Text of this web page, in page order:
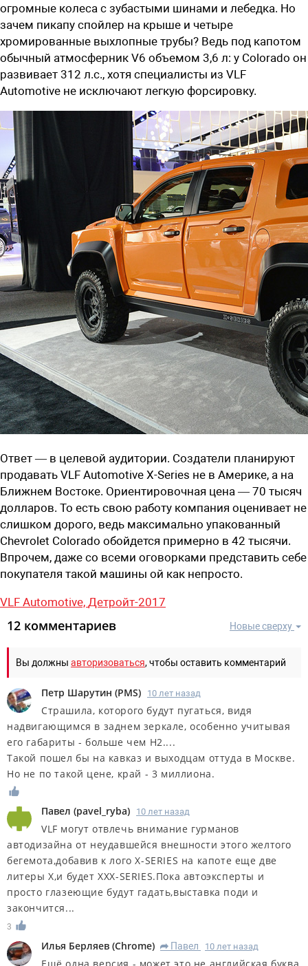
огромные колеса с зубастыми шинами и лебедка. Но
зачем пикапу спойлер на крыше и четыре
хромированные выхлопные трубы? Ведь под капотом
обычный атмосферник V6 объемом 3,6 л: у Colorado он
развивает 312 л.с., хотя специалисты из VLF
Automotive не исключают легкую форсировку.
Ответ — в целевой аудитории. Создатели планируют
продавать VLF Automotive X-Series не в Америке, а на
Ближнем Востоке. Ориентировочная цена — 70 тысяч
долларов. То есть свою работу компания оценивает не
слишком дорого, ведь максимально упакованный
Chevrolet Colorado обойдется примерно в 42 тысячи.
Впрочем, даже со всеми оговорками представить себе
покупателя такой машины ой как непросто.
VLF Automotive, Детройт-2017
Новые сверху
12 комментариев
Вы должны авторизоваться, чтобы оставить комментарий
Петр Шарутин (PMS) 10 лет назад
Страшила, которого будут пугаться, видя
надвигающимся в заднем зеркале, особенно учитывая
его габариты - больше чем Н2....
Такой пошел бы на кавказ и выходцам оттуда в Москве.
Но не по такой цене, край - 3 миллиона.
Павел (pavel_ryba) 10 лет назад
VLF могут отвлечь внимание гурманов
автодизайна от неудавшейся внешности этого желтого
бегемота,добавив к лого X-SERIES на капоте еще две
литеры Х,и будет ХХХ-SERIES.Пока автоэксперты и
просто глазеющие будут гадать,выставка поди и
закончится...
3
Илья Берляев (Chrome) R Павел 10 лет назад